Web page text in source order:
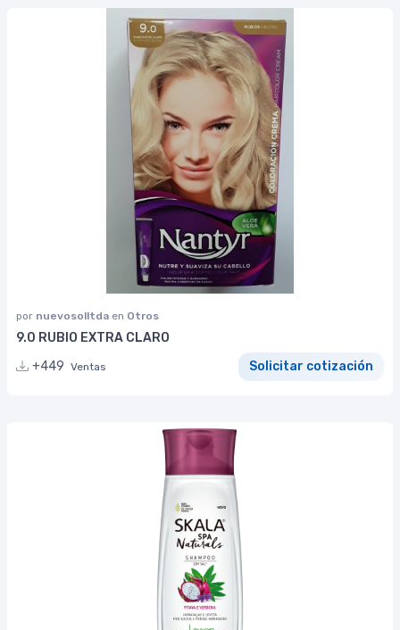
por nuevosolltda en Otros
9.0 RUBIO EXTRA CLARO
+449 Ventas Solicitar cotización